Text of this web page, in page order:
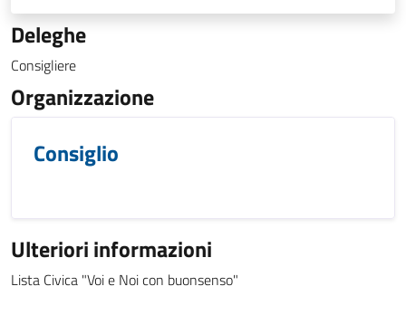
Deleghe
Consigliere
Organizzazione
Consiglio
Ulteriori informazioni
Lista Civica "Voi e Noi con buonsenso"